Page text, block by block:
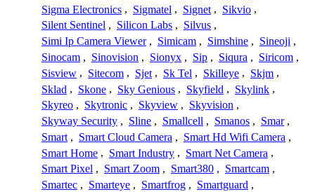
Sigma Electronics , Sigmatel , Signet , Sikvio ,
Silent Sentinel , Silicon Labs , Silvus ,
Simi Ip Camera Viewer , Simicam , Simshine , Sineoji ,
Sinocam , Sinovision , Sionyx , Sip , Siqura , Siricom ,
Sisview , Sitecom , Sjet , Sk Tel , Skilleye , Skjm ,
Sklad , Skone , Sky Genious , Skyfield , Skylink ,
Skyreo , Skytronic , Skyview , Skyvision ,
Skyway Security , Sline , Smallcell , Smanos , Smar ,
Smart , Smart Cloud Camera , Smart Hd Wifi Camera ,
Smart Home , Smart Industry , Smart Net Camera ,
Smart Pixel , Smart Zoom , Smart380 , Smartcam ,
Smartec , Smarteye , Smartfrog , Smartguard ,